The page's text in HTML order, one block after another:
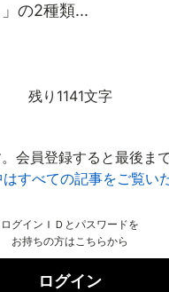
の2種類...
残り1141文字
会員登録すると最後ま
すべての記事をご覧い
ログインＩＤとパスワードを
お持ちの方はこちらから
ログイン